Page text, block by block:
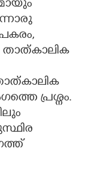
പ്രശ്നം.